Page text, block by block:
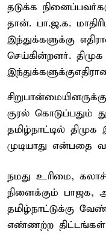
தடுக்க
தான். பா.ஜ.க.
இந்துக்களுக்கு
செய்கின்றனர்.
குரல் கொடுப்பதும்
தமிழ்நாட்டில்
முடியாது என்பதை
நமது உரிமை,
நினைக்கும் பாஜக,
தமிழ்நாட்டுக்கு
எண்ணற்ற திட்டங்கள்